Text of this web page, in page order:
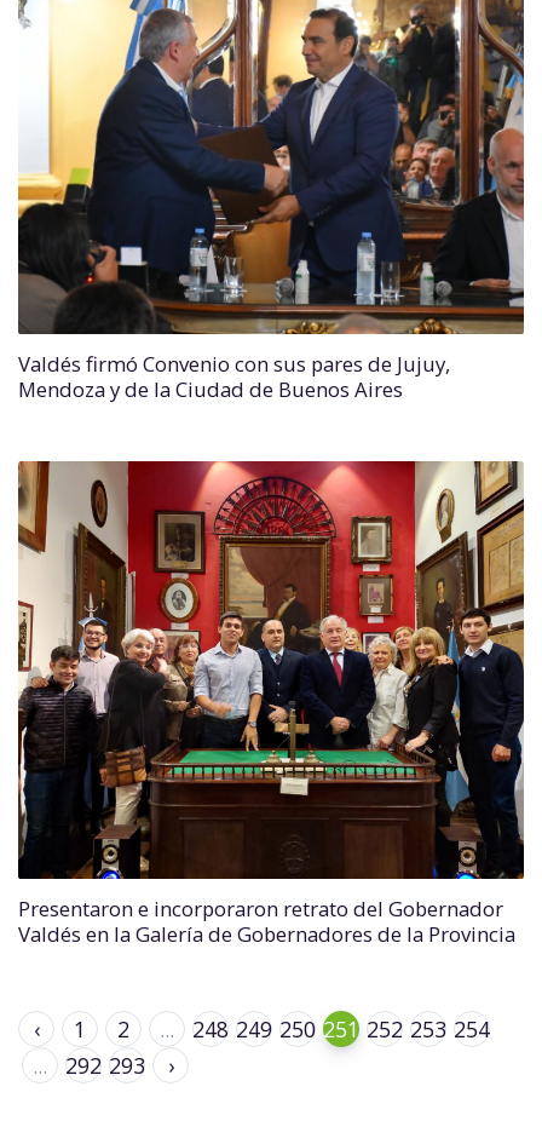
Valdés firmó Convenio con sus pares de Jujuy,
Mendoza y de la Ciudad de Buenos Aires
Presentaron e incorporaron retrato del Gobernador
Valdés en la Galería de Gobernadores de la Provincia
‹ 1 2 ... 248 249 250 251 252 253 254
...
292 293 ›